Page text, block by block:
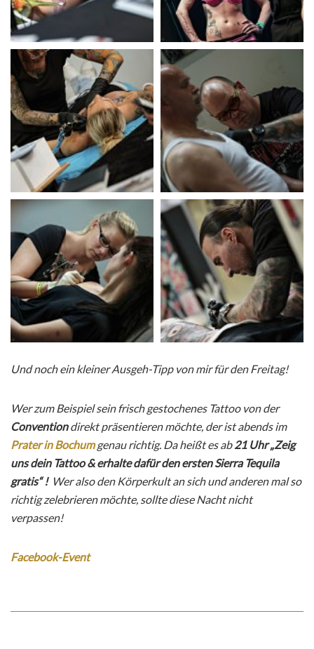
Und noch ein kleiner Ausgeh-Tipp von mir für den Freitag!
Wer zum Beispiel sein frisch gestochenes Tattoo von der
Conventiondirekt präsentieren möchte, der ist abends im
Prater in Bochumgenau richtig. Da heißt es ab21 Uhr „Zeig
uns dein Tattoo & erhalte dafür den ersten Sierra Tequila
gratis“ ! Wer also den Körperkult an sich und anderen mal so
richtig zelebrieren möchte, sollte diese Nacht nicht
verpassen!
Facebook-Event